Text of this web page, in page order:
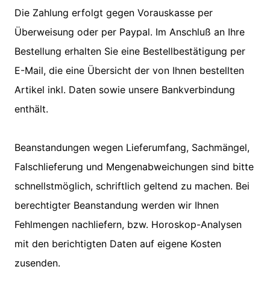
Die Zahlung erfolgt gegen Vorauskasse per
Überweisung oder per Paypal. Im Anschluß an Ihre
Bestellung erhalten Sie eine Bestellbestätigung per
E-Mail, die eine Übersicht der von Ihnen bestellten
Artikel inkl. Daten sowie unsere Bankverbindung
enthält.
Beanstandungen wegen Lieferumfang, Sachmängel,
Falschlieferung und Mengenabweichungen sind bitte
schnellstmöglich, schriftlich geltend zu machen. Bei
berechtigter Beanstandung werden wir Ihnen
Fehlmengen nachliefern, bzw. Horoskop-Analysen
mit den berichtigten Daten auf eigene Kosten
zusenden.